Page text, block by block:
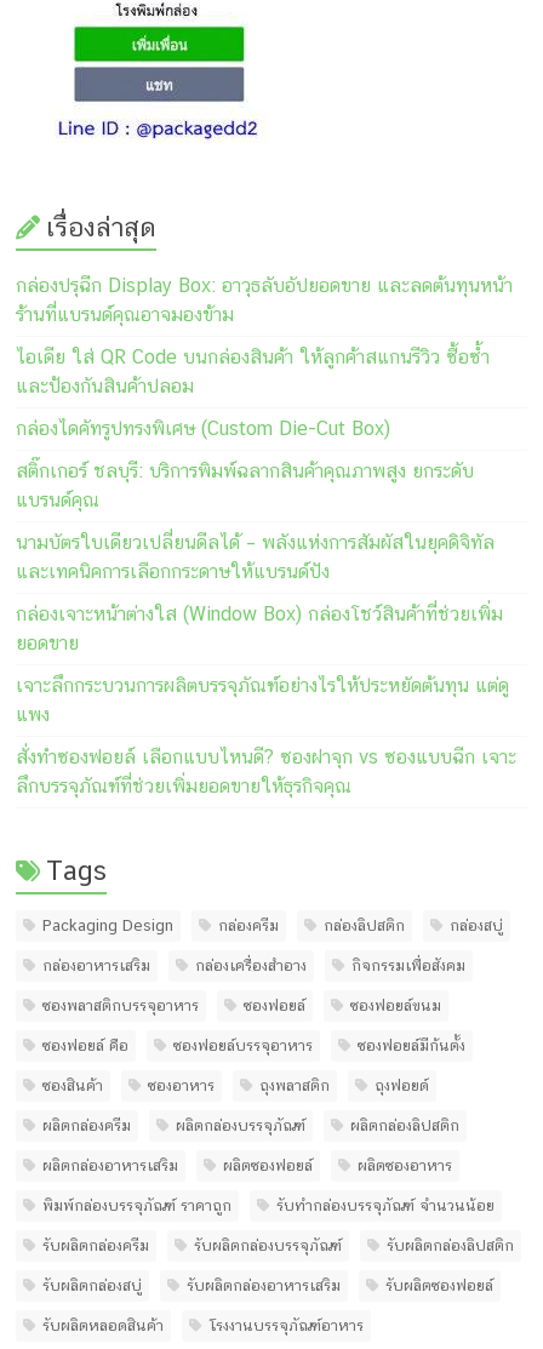
เรื่องล่าสุด
กล่องปรุฉีก Display Box: อาวุธลับอัปยอดขาย และลดต้นทุนหน้า
ร้านที่แบรนด์คุณอาจมองข้าม
ไอเดีย ใส่ QR Code บนกล่องสินค้า ให้ลูกค้าสแกนรีวิว ซื้อซ้ำ
และป้องกันสินค้าปลอม
กล่องไดคัทรูปทรงพิเศษ (Custom Die-Cut Box)
สติ๊กเกอร์ ชลบุรี: บริการพิมพ์ฉลากสินค้าคุณภาพสูง ยกระดับ
แบรนด์คุณ
นามบัตรใบเดียวเปลี่ยนดีลได้ – พลังแห่งการสัมผัสในยุคดิจิทัล
และเทคนิคการเลือกกระดาษให้แบรนด์ปัง
กล่องเจาะหน้าต่างใส (Window Box) กล่องโชว์สินค้าที่ช่วยเพิ่ม
ยอดขาย
เจาะลึกกระบวนการผลิตบรรจุภัณฑ์อย่างไรให้ประหยัดต้นทุน แต่ดู
แพง
สั่งทำซองฟอยล์ เลือกแบบไหนดี? ซองฝาจุก vs ซองแบบฉีก เจาะ
ลึกบรรจุภัณฑ์ที่ช่วยเพิ่มยอดขายให้ธุรกิจคุณ
Tags
Packaging Design กล่องครีม กล่องลิปสติก กล่องสบู่
กล่องอาหารเสริม กล่องเครื่องสำอาง กิจกรรมเพื่อสังคม
ซองพลาสติกบรรจุอาหาร ซองฟอยล์ ซองฟอยล์ขนม
ซองฟอยล์ คือ ซองฟอยล์บรรจุอาหาร ซองฟอยล์มีก้นตั้ง
ซองสินค้า ซองอาหาร ถุงพลาสติก ถุงฟอยด์
ผลิตกล่องครีม ผลิตกล่องบรรจุภัณฑ์ ผลิตกล่องลิปสติก
ผลิตกล่องอาหารเสริม ผลิตซองฟอยล์ ผลิตซองอาหาร
พิมพ์กล่องบรรจุภัณฑ์ ราคาถูก รับทํากล่องบรรจุภัณฑ์ จํานวนน้อย
รับผลิตกล่องครีม รับผลิตกล่องบรรจุภัณฑ์ รับผลิตกล่องลิปสติก
รับผลิตกล่องสบู่ รับผลิตกล่องอาหารเสริม รับผลิตซองฟอยล์
รับผลิตหลอดสินค้า โรงงานบรรจุภัณฑ์อาหาร